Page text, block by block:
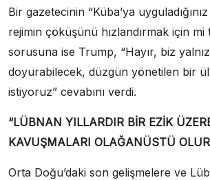
Bir gazetecinin “Küba’ya
rejimin çöküşünü hızlandırmak için mi
sorusuna ise Trump, “Hayır, biz
doyurabilecek, düzgün yönetilen bir
istiyoruz” cevabını verdi.
“LÜBNAN YILLARDIR BİR EZİK
KAVUŞMALARI OLAĞANÜSTÜ
Orta Doğu’daki son gelişmelere ve